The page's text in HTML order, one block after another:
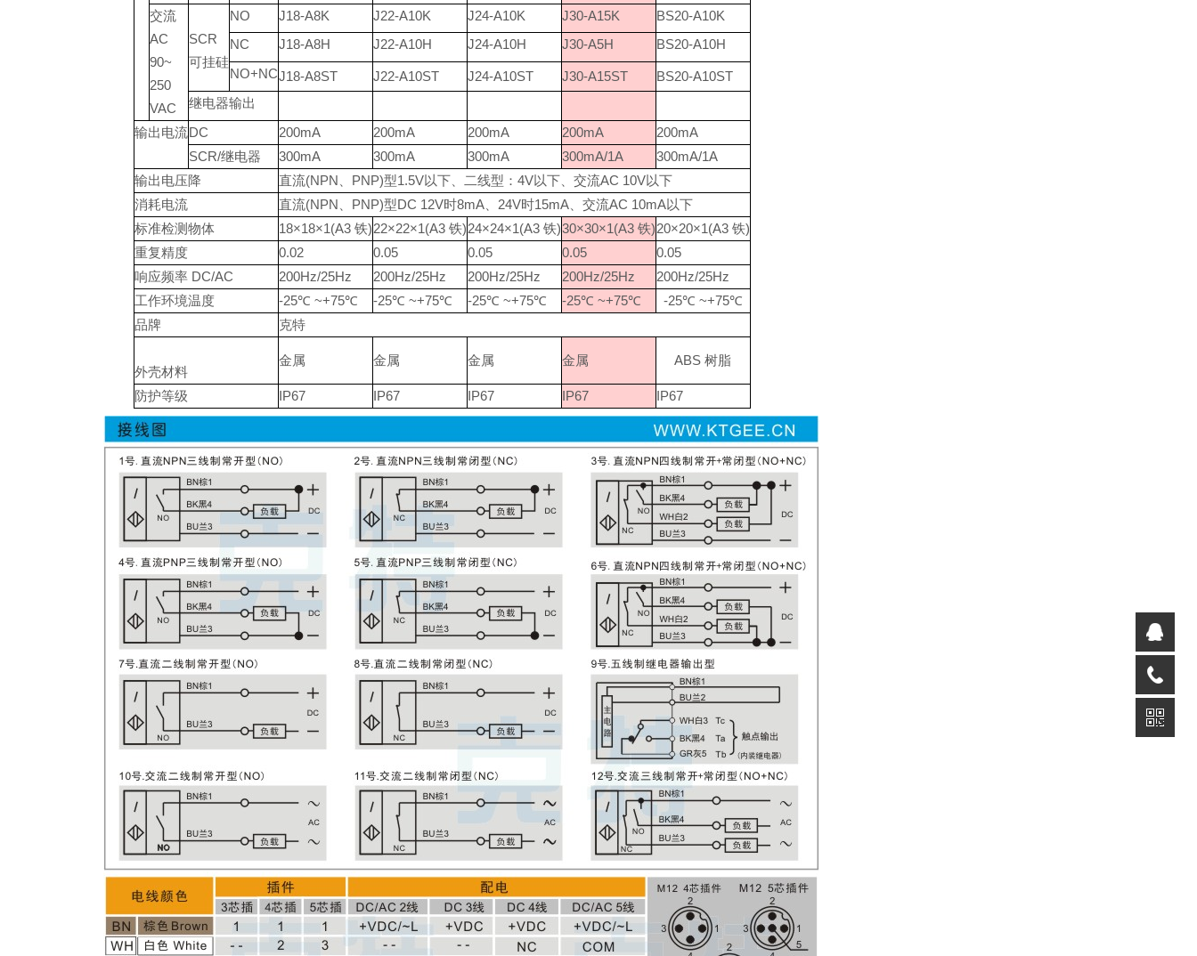
交流
AC
90~
250
VAC
SCR
可挂硅
NO J18-A8K J22-A10K J24-A10K J30-A15K
BS20-A10K
NC
J18-A8H J22-A10H J24-A10H J30-A5H BS20-A10H
NO+NCJ18-A8ST J22-A10ST J24-A10ST J30-A15ST
BS20-A10ST
继电器输出
输出电流 DC 200mA 200mA 200mA 200mA
200mA
SCR/继电器
300mA 300mA 300mA 300mA/1A
300mA/1A
输出电压降
直流(NPN、PNP)型1.5V以下、二线型：4V以下、交流AC 10V以下
消耗电流
直流(NPN、PNP)型DC 12V时8mA、24V时15mA、交流AC 10mA以下
标准检测物体
18×18×1(A3 铁)22×22×1(A3 铁)24×24×1(A3 铁)30×30×1(A3 铁)20×20×1(A3 铁)
重复精度
0.02 0.05 0.05 0.05
0.05
响应频率 DC/AC
200Hz/25Hz 200Hz/25Hz 200Hz/25Hz 200Hz/25Hz
200Hz/25Hz
工作环境温度
-25℃ ~+75℃ -25℃ ~+75℃ -25℃ ~+75℃ -25℃ ~+75℃
-25℃ ~+75℃
品牌
克特
外壳材料
金属 金属 金属 金属 ABS 树脂
防护等级 IP67 IP67 IP67 IP67 IP67